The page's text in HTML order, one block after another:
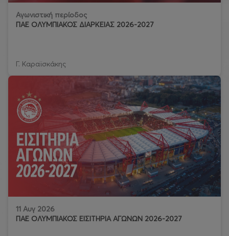
Αγωνιστική περίοδος
ΠΑΕ ΟΛΥΜΠΙΑΚΟΣ ΔΙΑΡΚΕΙΑΣ 2026-2027
Γ. Καραϊσκάκης
11 Αυγ 2026
ΠΑΕ ΟΛΥΜΠΙΑΚΟΣ ΕΙΣΙΤΗΡΙΑ ΑΓΩΝΩΝ 2026-2027